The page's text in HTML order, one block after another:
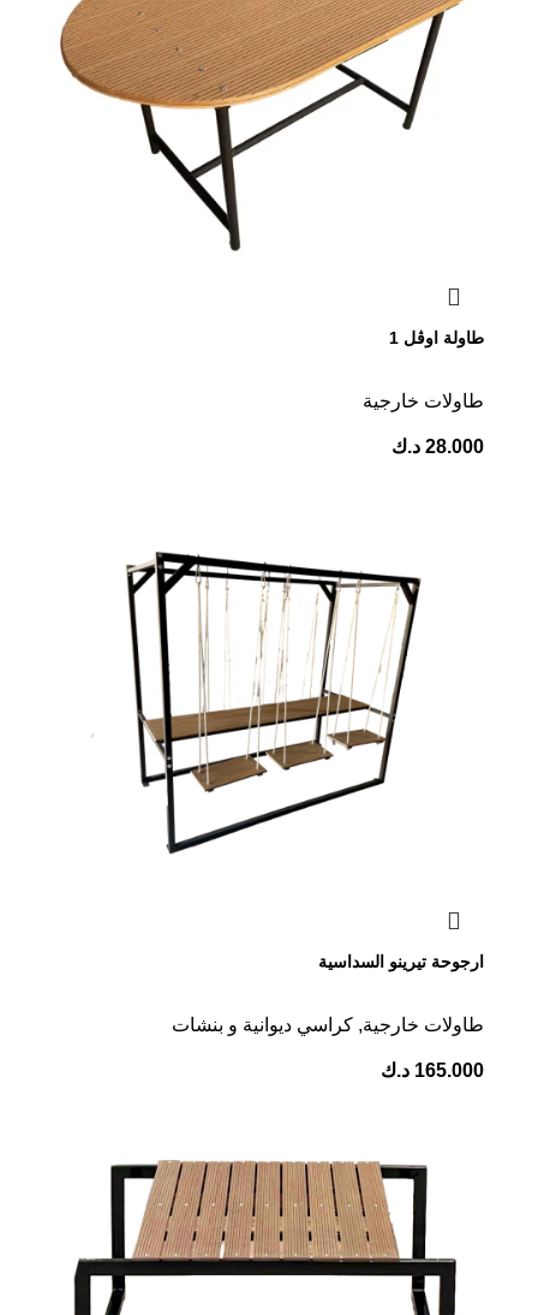
طاولة اوڤل 1
طاولات خارجية
28.000 د.ك
ارجوحة تيرينو السداسية
طاولات خارجية, كراسي ديوانية و بنشات
165.000 د.ك